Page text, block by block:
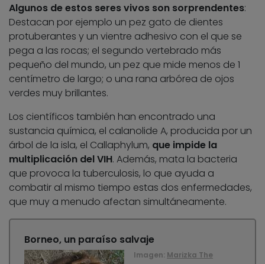
Algunos de estos seres vivos son sorprendentes:
Destacan por ejemplo un pez gato de dientes
protuberantes y un vientre adhesivo con el que se
pega a las rocas; el segundo vertebrado más
pequeño del mundo, un pez que mide menos de 1
centímetro de largo; o una rana arbórea de ojos
verdes muy brillantes.
Los científicos también han encontrado una
sustancia química, el calanolide A, producida por un
árbol de la isla, el Callaphylum, que impide la
multiplicación del VIH. Además, mata la bacteria
que provoca la tuberculosis, lo que ayuda a
combatir al mismo tiempo estas dos enfermedades,
que muy a menudo afectan simultáneamente.
Borneo, un paraíso salvaje
Imagen: Marizka The